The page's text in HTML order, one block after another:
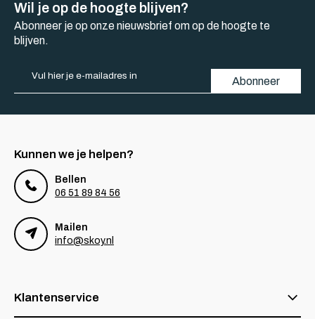
Wil je op de hoogte blijven?
Abonneer je op onze nieuwsbrief om op de hoogte te
blijven.
Abonneer
Kunnen we je helpen?
Bellen
06 51 89 84 56
Mailen
info@skoy.nl
Klantenservice